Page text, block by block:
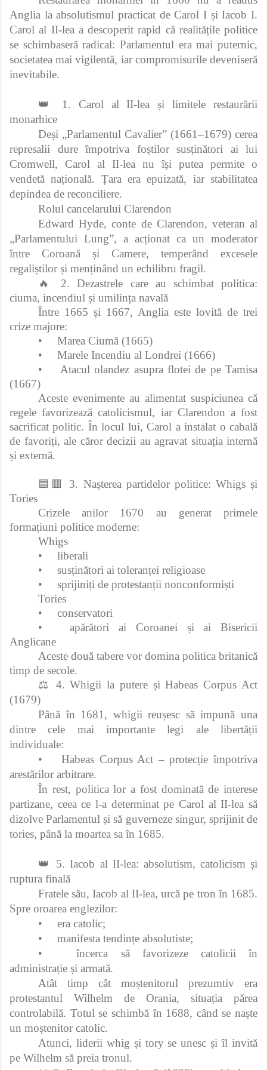
Anglia la absolutismul practicat de Carol I și Iacob I.
Carol al II‑lea a descoperit rapid că realitățile politice
se schimbaseră radical: Parlamentul era mai puternic,
societatea mai vigilentă, iar compromisurile deveniseră
inevitabile.
👑 1. Carol al II‑lea și limitele restaurării
monarhice
Deși „Parlamentul Cavalier” (1661–1679) cerea
represalii dure împotriva foștilor susținători ai lui
Cromwell, Carol al II‑lea nu își putea permite o
vendetă națională. Țara era epuizată, iar stabilitatea
depindea de reconciliere.
Rolul cancelarului Clarendon
Edward Hyde, conte de Clarendon, veteran al
„Parlamentului Lung”, a acționat ca un moderator
între Coroană și Camere, temperând excesele
regaliștilor și menținând un echilibru fragil.
🔥 2. Dezastrele care au schimbat politica:
ciuma, incendiul și umilința navală
Între 1665 și 1667, Anglia este lovită de trei
crize majore:
•
Marea Ciumă (1665)
•
Marele Incendiu al Londrei (1666)
•
Atacul olandez asupra flotei de pe Tamisa
(1667)
Aceste evenimente au alimentat suspiciunea că
regele favorizează catolicismul, iar Clarendon a fost
sacrificat politic. În locul lui, Carol a instalat o cabală
de favoriți, ale căror decizii au agravat situația internă
și externă.
🟦🟥 3. Nașterea partidelor politice: Whigs și
Tories
Crizele anilor 1670 au generat primele
formațiuni politice moderne:
Whigs
•
liberali
•
susținători ai toleranței religioase
•
sprijiniți de protestanții nonconformiști
Tories
•
conservatori
•
apărători ai Coroanei și ai Bisericii
Anglicane
Aceste două tabere vor domina politica britanică
timp de secole.
⚖ 4. Whigii la putere și Habeas Corpus Act
(1679)
Până în 1681, whigii reușesc să impună una
dintre cele mai importante legi ale libertății
individuale:
•
Habeas Corpus Act – protecție împotriva
arestărilor arbitrare.
În rest, politica lor a fost dominată de interese
partizane, ceea ce l-a determinat pe Carol al II‑lea să
dizolve Parlamentul și să guverneze singur, sprijinit de
tories, până la moartea sa în 1685.
👑 5. Iacob al II‑lea: absolutism, catolicism și
ruptura finală
Fratele său, Iacob al II‑lea, urcă pe tron în 1685.
Spre oroarea englezilor:
•
era catolic;
•
manifesta tendințe absolutiste;
•
încerca să favorizeze catolicii în
administrație și armată.
Atât timp cât moștenitorul prezumtiv era
protestantul Wilhelm de Orania, situația părea
controlabilă. Totul se schimbă în 1688, când se naște
un moștenitor catolic.
Atunci, liderii whig și tory se unesc și îl invită
pe Wilhelm să preia tronul.